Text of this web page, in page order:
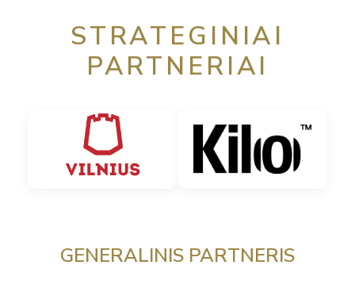
STRATEGINIAI
PARTNERIAI
GENERALINIS PARTNERIS